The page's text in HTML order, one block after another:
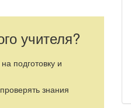
учителя?
подготовку и
знания